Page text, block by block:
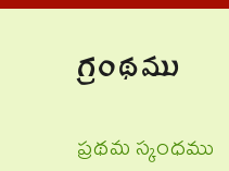
గ్రంథము
ప్రథమ స్కంధము